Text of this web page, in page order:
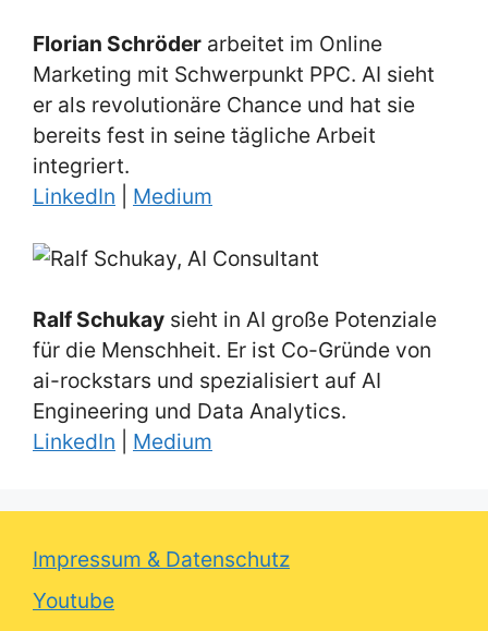
Florian Schröder arbeitet im Online
Marketing mit Schwerpunkt PPC. AI sieht
er als revolutionäre Chance und hat sie
bereits fest in seine tägliche Arbeit
integriert.
LinkedIn
Medium
Ralf Schukay sieht in AI große Potenziale
für die Menschheit. Er ist Co-Gründe von
ai-rockstars und spezialisiert auf AI
Engineering und Data Analytics.
LinkedIn
Medium
Impressum & Datenschutz
Youtube